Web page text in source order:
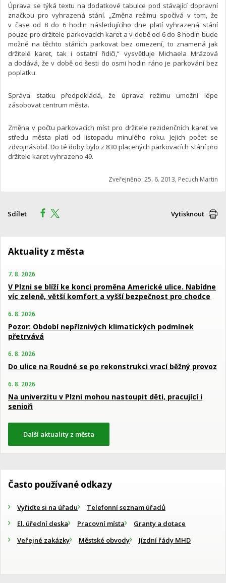
Úprava se týká textu na dodatkové tabulce pod stávající dopravní
značkou pro vyhrazená stání. „Změna režimu spočívá v tom, že
v čase od 8 do 6 hodin následujícího dne platí vyhrazená stání
pouze pro držitele parkovacích karet a v době od 6 do 8 hodin bude
možné na těchto stáních parkovat bez omezení, to znamená jak
držitelé karet, tak i ostatní řidiči,“ vysvětluje Michaela Mrázová
a dodává, že v době od šesti do osmi hodin ráno je parkování bez
poplatku.
Správa statku předpokládá, že úprava režimu umožní lépe
zásobovat centrum města.
Změna v počtu parkovacích míst pro držitele rezidenčních karet ve
středu města platí od listopadu minulého roku. Jejich počet se
zdvojnásobil. Do té doby bylo z 830 placených parkovacích stání pro
držitele karet vyhrazeno 49.
Zveřejněno: 25. 6. 2013, Pecuch Martin
Sdílet Vytisknout
Aktuality z města
7. 8. 2026
V Plzni se blíží ke konci proměna Americké ulice. Nabídne
víc zeleně, větší komfort a vyšší bezpečnost pro chodce
6. 8. 2026
Pozor: Období nepříznivých klimatických podmínek
přetrvává
6. 8. 2026
Do ulice na Roudné se po rekonstrukci vrací běžný provoz
6. 8. 2026
Na univerzitu v Plzni mohou nastoupit děti, pracující i
senioři
Další aktuality z města
Často používané odkazy
Vyřiďte si na úřadu
Telefonní seznam úřadů
El. úřední deska
Pracovní místa
Granty a dotace
Veřejné zakázky
Městské obvody Jízdní řády MHD